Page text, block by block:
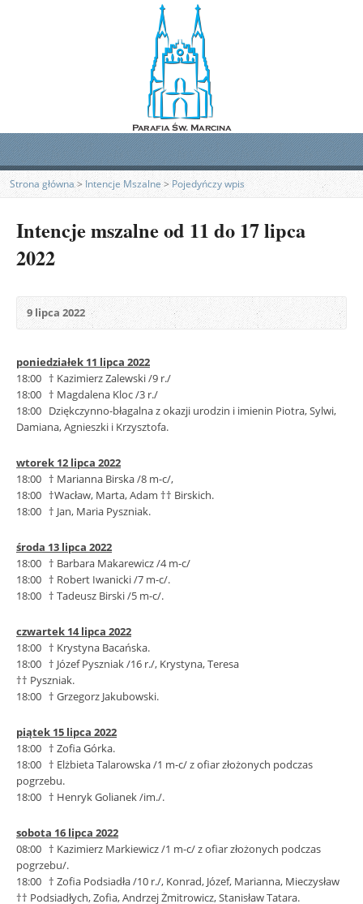
Strona główna> Intencje Mszalne> Pojedyńczy wpis
Intencje mszalne od 11 do 17 lipca
2022
9 lipca 2022
poniedziałek 11 lipca 2022
18:00 † Kazimierz Zalewski /9 r./
18:00 † Magdalena Kloc /3 r./
18:00 Dziękczynno-błagalna z okazji urodzin i imienin Piotra, Sylwi,
Damiana, Agnieszki i Krzysztofa.
wtorek 12 lipca 2022
18:00 † Marianna Birska /8 m-c/,
18:00 †Wacław, Marta, Adam †† Birskich.
18:00 † Jan, Maria Pyszniak.
środa 13 lipca 2022
18:00 † Barbara Makarewicz /4 m-c/
18:00 † Robert Iwanicki /7 m-c/.
18:00 † Tadeusz Birski /5 m-c/.
czwartek 14 lipca 2022
18:00 † Krystyna Bacańska.
18:00 † Józef Pyszniak /16 r./, Krystyna, Teresa
†† Pyszniak.
18:00 † Grzegorz Jakubowski.
piątek 15 lipca 2022
18:00 † Zofia Górka.
18:00 † Elżbieta Talarowska /1 m-c/ z ofiar złożonych podczas
pogrzebu.
18:00 † Henryk Golianek /im./.
sobota 16 lipca 2022
08:00 † Kazimierz Markiewicz /1 m-c/ z ofiar złożonych podczas
pogrzebu/.
18:00 † Zofia Podsiadła /10 r./, Konrad, Józef, Marianna, Mieczysław
†† Podsiadłych, Zofia, Andrzej Żmitrowicz, Stanisław Tatara.